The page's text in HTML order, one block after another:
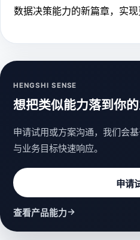
数据决策能力的新篇章，实现
HENGSHI SENSE
想把类似能力落到你的
申请试用或方案沟通，我们会
与业务目标快速响应。
申请
查看产品能力→